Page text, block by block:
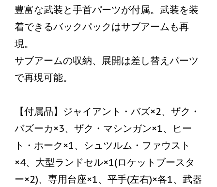
豊富な武装と手首パーツが付属。武装を装
着できるバックパックはサブアームも再
現。
サブアームの収納、展開は差し替えパーツ
で再現可能。
【付属品】ジャイアント・バズ×2、ザク・
バズーカ×3、ザク・マシンガン×1、ヒー
ト・ホーク×1、シュツルム・ファウスト
×4、大型ランドセル×1(ロケットブースタ
ー×2)、専用台座×1、平手(左右)×各1、武器